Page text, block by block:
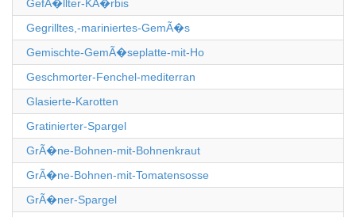
GefÃ�llter-KÃ�rbis
Gegrilltes,-mariniertes-GemÃ�s
Gemischte-GemÃ�seplatte-mit-Ho
Geschmorter-Fenchel-mediterran
Glasierte-Karotten
Gratinierter-Spargel
GrÃ�ne-Bohnen-mit-Bohnenkraut
GrÃ�ne-Bohnen-mit-Tomatensosse
GrÃ�ner-Spargel